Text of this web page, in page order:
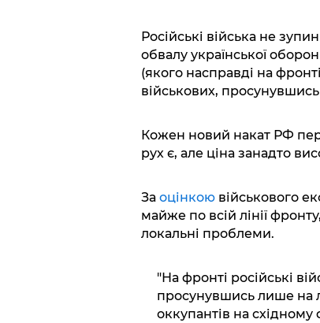
Російські війська не
обвалу української
(якого насправді на
військових,
Кожен новий накат РФ
рух є, але ціна занадто
За оцінкою військового
майже по всій лінії
локальні проблеми.
"На фронті російські
просунувшись лише на
оккупантів на